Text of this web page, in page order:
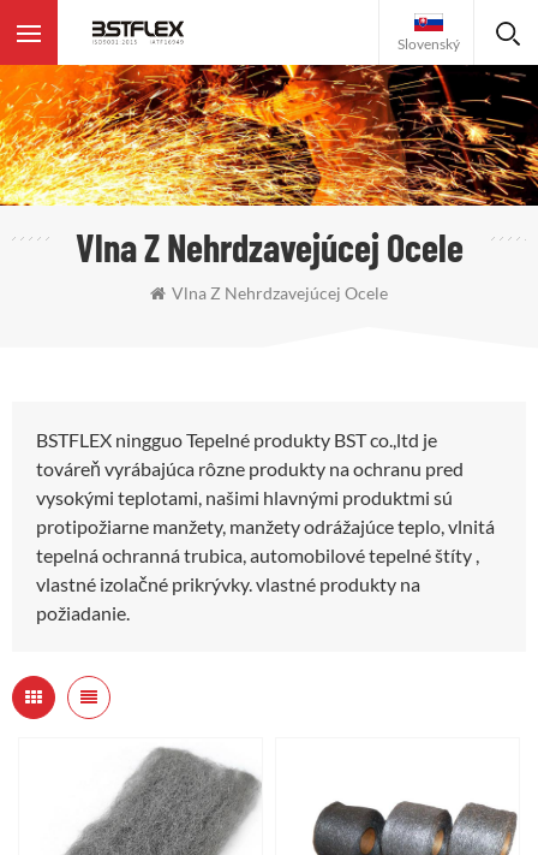
Slovenský
Vlna Z Nehrdzavejúcej Ocele
Vlna Z Nehrdzavejúcej Ocele
BSTFLEX ningguo Tepelné produkty BST co.,ltd je
továreň vyrábajúca rôzne produkty na ochranu pred
vysokými teplotami, našimi hlavnými produktmi sú
protipožiarne manžety, manžety odrážajúce teplo, vlnitá
tepelná ochranná trubica, automobilové tepelné štíty ,
vlastné izolačné prikrývky. vlastné produkty na
požiadanie.